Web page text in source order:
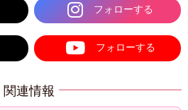
フォローする
フォローする
関連情報